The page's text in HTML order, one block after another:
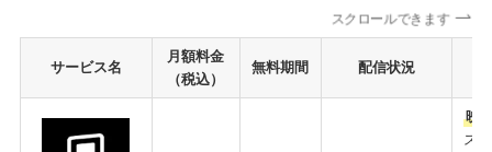
スクロールできます
サービス名
月額料金
（税込）
無料期間 配信状況
映
ス